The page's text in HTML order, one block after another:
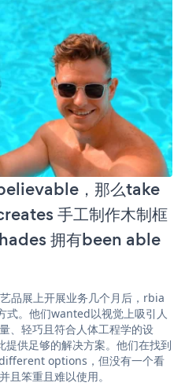
，那么take
手工制作木制框
拥有been able
品展上开展业务几个月后，rbia
式。他们wanted以视觉上吸引人
、轻巧且符合人体工程学的设
供足够的解决方案。他们在找到
options，但没有一个看
且笨重且难以使用。